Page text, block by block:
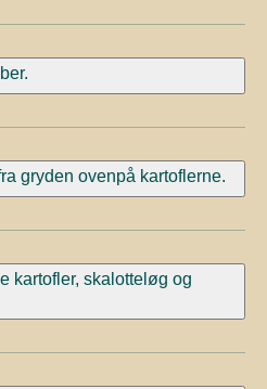
gryden ovenpå kartoflerne.
kartofler, skalotteløg og